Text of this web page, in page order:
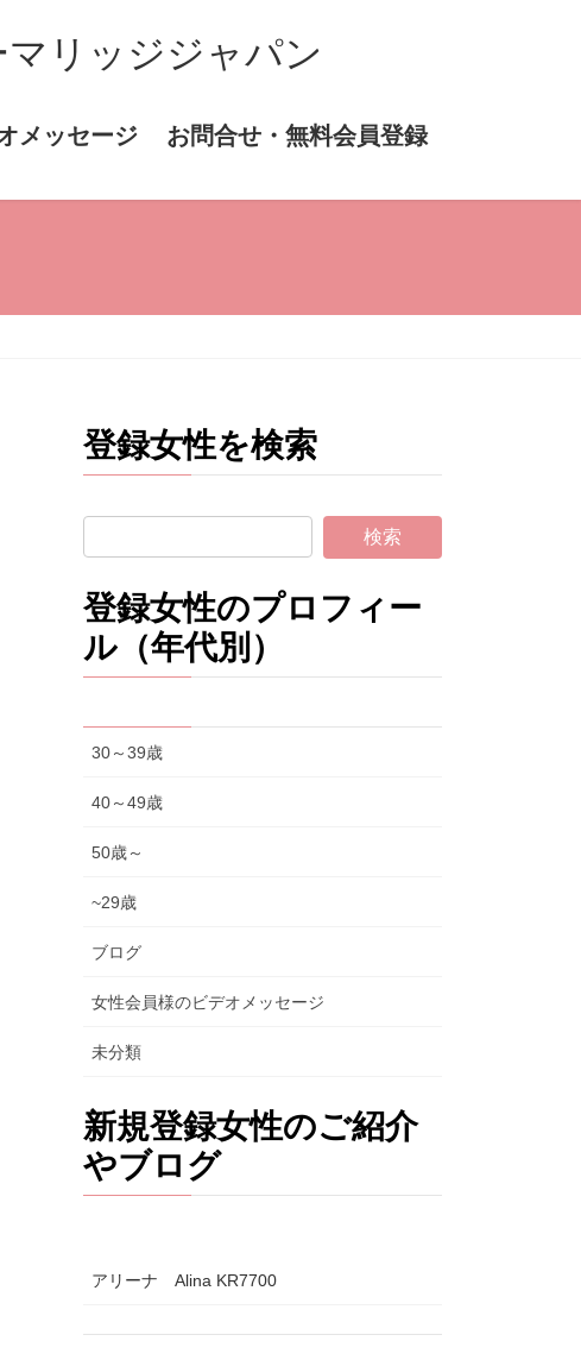
リッジジャパン
メッセージ お問合せ・無料会員登録
登録女性を検索
登録女性のプロフィー
ル（年代別）
30～39歳
40～49歳
50歳～
~29歳
ブログ
女性会員様のビデオメッセージ
未分類
新規登録女性のご紹介
やブログ
アリーナ Alina KR7700